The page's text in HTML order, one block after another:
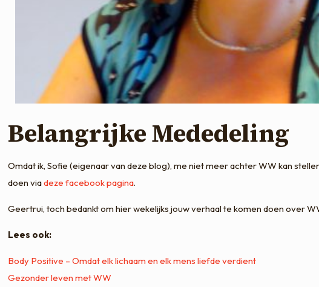
Belangrijke Mededeling
Omdat ik, Sofie (eigenaar van deze blog), me niet meer achter WW kan
doen viadeze facebook pagina.
Geertrui, toch bedankt om hier wekelijks jouw verhaal te komen doen over
Lees ook:
Body Positive – Omdat elk lichaam en elk mens liefde verdient
Gezonder leven met WW